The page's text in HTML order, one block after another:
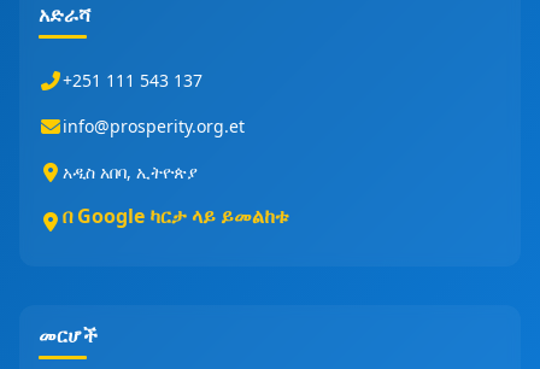
አድራሻ
+251 111 543 137
info@prosperity.org.et
አዲስ አበባ, ኢትዮጵያ
በ Google ካርታ ላይ ይመልከቱ
መርሆች